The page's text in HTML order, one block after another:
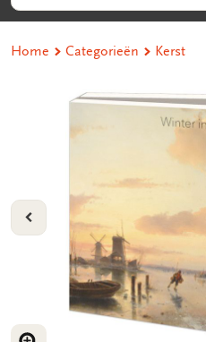
Home Categorieën Kerst
VORIGE